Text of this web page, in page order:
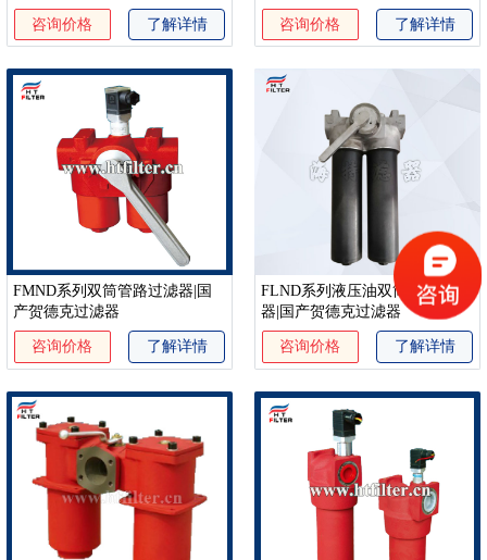
咨询价格 了解详情 咨询价格 了解详情
FMND系列双筒管路过滤器|国
产贺德克过滤器
咨询价格 了解详情
FLND系列液压油双筒管路过滤
器|国产贺德克过滤器
咨询价格 了解详情